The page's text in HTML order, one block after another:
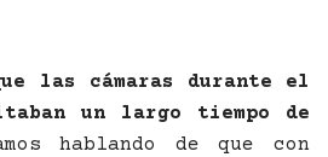
las cámaras durante el
un largo tiempo de
hablando de que con